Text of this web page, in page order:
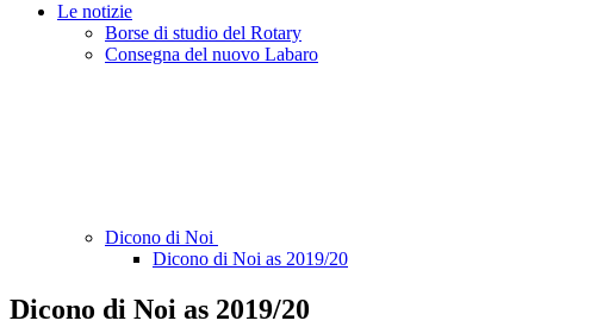
Le notizie
Borse di studio del Rotary
Consegna del nuovo Labaro
Dicono di Noi
Dicono di Noi as 2019/20
Dicono di Noi as 2019/20